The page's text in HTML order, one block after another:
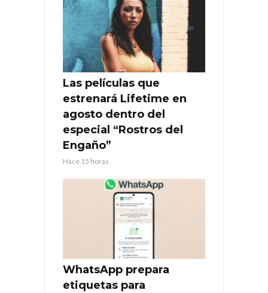
Las películas que
estrenará Lifetime en
agosto dentro del
especial “Rostros del
Engaño”
Hace 15 horas
WhatsApp prepara
etiquetas para